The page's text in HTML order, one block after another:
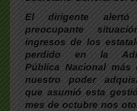
El dirigente
preocupante
ingresos de los
perdido en la
Pública Nacional más
nuestro poder
que asumió esta
mes de octubre nos